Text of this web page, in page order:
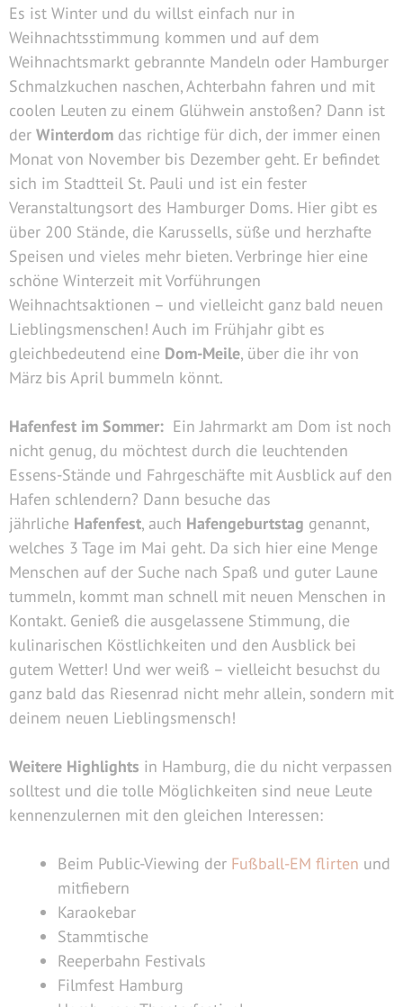
Es ist Winter und du willst einfach nur in
Weihnachtsstimmung kommen und auf dem
Weihnachtsmarkt gebrannte Mandeln oder Hamburger
Schmalzkuchen naschen, Achterbahn fahren und mit
coolen Leuten zu einem Glühwein anstoßen? Dann ist
der Winterdom das richtige für dich, der immer einen
Monat von November bis Dezember geht. Er befindet
sich im Stadtteil St. Pauli und ist ein fester
Veranstaltungsort des Hamburger Doms. Hier gibt es
über 200 Stände, die Karussells, süße und herzhafte
Speisen und vieles mehr bieten. Verbringe hier eine
schöne Winterzeit mit Vorführungen
Weihnachtsaktionen – und vielleicht ganz bald neuen
Lieblingsmenschen! Auch im Frühjahr gibt es
gleichbedeutend eine Dom-Meile, über die ihr von
März bis April bummeln könnt.
Hafenfest im Sommer: Ein Jahrmarkt am Dom ist noch
nicht genug, du möchtest durch die leuchtenden
Essens-Stände und Fahrgeschäfte mit Ausblick auf den
Hafen schlendern? Dann besuche das
jährliche Hafenfest, auch Hafengeburtstag genannt,
welches 3 Tage im Mai geht. Da sich hier eine Menge
Menschen auf der Suche nach Spaß und guter Laune
tummeln, kommt man schnell mit neuen Menschen in
Kontakt. Genieß die ausgelassene Stimmung, die
kulinarischen Köstlichkeiten und den Ausblick bei
gutem Wetter! Und wer weiß – vielleicht besuchst du
ganz bald das Riesenrad nicht mehr allein, sondern mit
deinem neuen Lieblingsmensch!
Weitere Highlights in Hamburg, die du nicht verpassen
solltest und die tolle Möglichkeiten sind neue Leute
kennenzulernen mit den gleichen Interessen:
Beim Public-Viewing der Fußball-EM flirten und
mitfiebern
Karaokebar
Stammtische
Reeperbahn Festivals
Filmfest Hamburg